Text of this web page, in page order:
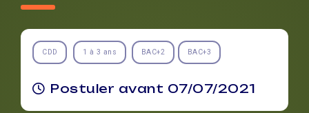
CDD 1 à 3 ans BAC+2 BAC+3
Postuler avant 07/07/2021